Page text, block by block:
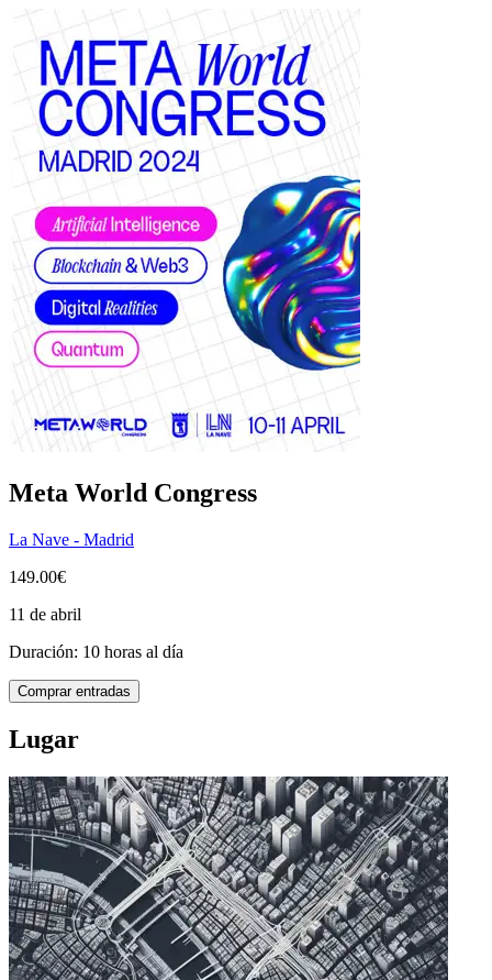
Meta World Congress
La Nave - Madrid
149.00€
11 de abril
Duración: 10 horas al día
Comprar entradas
Lugar